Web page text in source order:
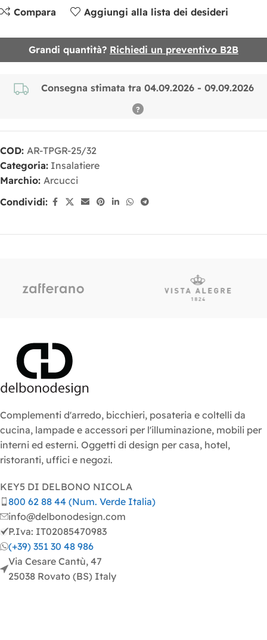
Compara Aggiungi alla lista dei desideri
Grandi quantità? Richiedi un preventivo B2B
Consegna stimata tra 04.09.2026 - 09.09.2026
COD: AR-TPGR-25/32
Categoria: Insalatiere
Marchio: Arcucci
Condividi:
Complementi d'arredo, bicchieri, posateria e coltelli da
cucina, lampade e accessori per l'illuminazione, mobili per
interni ed esterni. Oggetti di design per casa, hotel,
ristoranti, uffici e negozi.
KEY5 DI DELBONO NICOLA
800 62 88 44 (Num. Verde Italia)
info@delbonodesign.com
P.Iva: IT02085470983
(+39) 351 30 48 986
Via Cesare Cantù, 47
25038 Rovato (BS) Italy